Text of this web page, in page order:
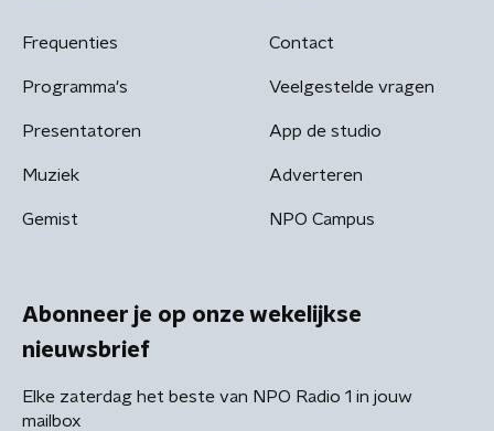
Frequenties
Programma's
Presentatoren
Muziek
Gemist
Contact
Veelgestelde vragen
App de studio
Adverteren
NPO Campus
Abonneer je op onze wekelijkse
nieuwsbrief
Elke zaterdag het beste van NPO Radio 1 in jouw
mailbox